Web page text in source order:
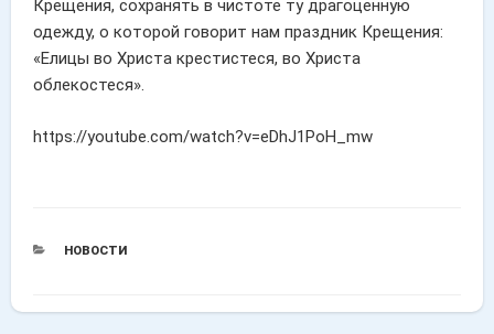
Крещения, сохранять в чистоте ту драгоценную
одежду, о которой говорит нам праздник Крещения:
«Елицы во Христа крестистеся, во Христа
облекостеся».
https://youtube.com/watch?v=eDhJ1PoH_mw
РУБРИКИ
НОВОСТИ